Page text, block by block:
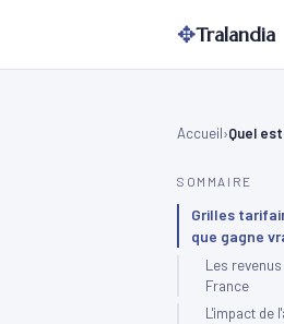
✥Tralandia
Accueil Quel
SOMMAIRE
Grilles
que gagne
Les
France
L'impact de